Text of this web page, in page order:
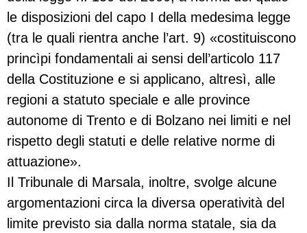
le disposizioni del capo I della medesima legge
(tra le quali rientra anche l’art. 9) «costituiscono
princìpi fondamentali ai sensi dell’articolo 117
della Costituzione e si applicano, altresì, alle
regioni a statuto speciale e alle province
autonome di Trento e di Bolzano nei limiti e nel
rispetto degli statuti e delle relative norme di
attuazione».
Il Tribunale di Marsala, inoltre, svolge alcune
argomentazioni circa la diversa operatività del
limite previsto sia dalla norma statale, sia da